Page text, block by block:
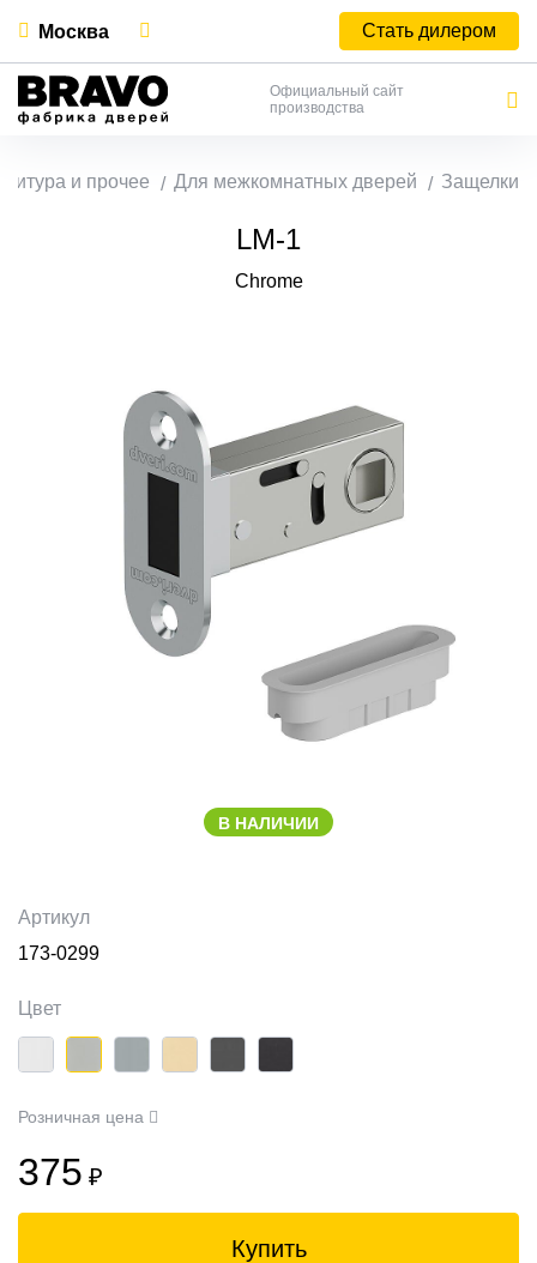
Москва Стать дилером
Официальный сайт
производства
и прочее Для межкомнатных дверей Защелки
LM-1
Chrome
В НАЛИЧИИ
Артикул
173-0299
Цвет
Розничная цена
375 ₽
Купить